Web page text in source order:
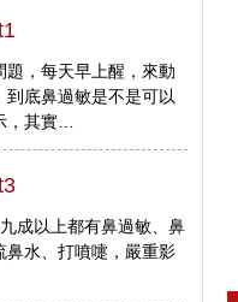
，每天早上醒，來動
底鼻過敏是不是可以
，其實…
成以上都有鼻過敏、鼻
鼻水、打噴嚏­，嚴重影